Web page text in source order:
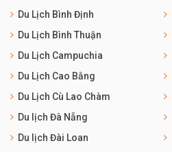
Du Lịch Bình Định
Du Lịch Bình Thuận
Du Lịch Campuchia
Du Lịch Cao Bằng
Du Lịch Cù Lao Chàm
Du lịch Đà Nẵng
Du lịch Đài Loan